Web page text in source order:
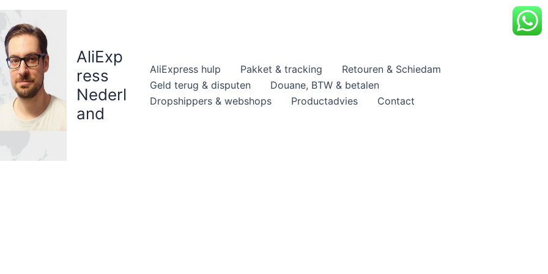
AliExp
ress
Nederl
and
AliExpress hulp Pakket & tracking
Retouren & Schiedam
Geld terug & disputen
Douane, BTW & betalen
Dropshippers & webshops
Productadvies Contact